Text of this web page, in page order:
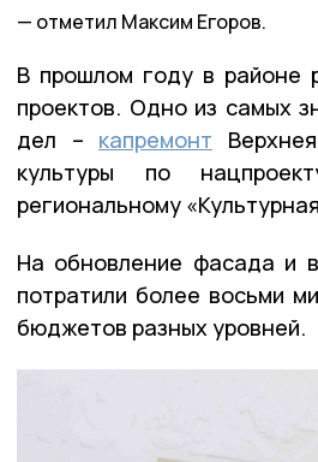
отметил Максим Егоров.
В прошлом году в районе
проектов. Одно из самых
дел – капремонт
культуры по
региональному
На обновление фасада и
потратили более восьми
бюджетов разных уровней.